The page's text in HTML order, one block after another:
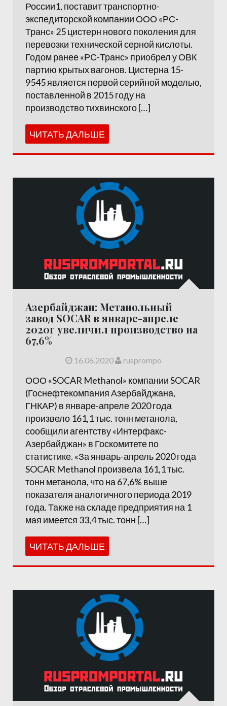
России1, поставит транспортно-
экспедиторской компании ООО «РС-
Транс» 25 цистерн нового поколения для
перевозки технической серной кислоты.
Годом ранее «РС-Транс» приобрел у ОВК
партию крытых вагонов. Цистерна 15-
9545 является первой серийной моделью,
поставленной в 2015 году на
производство тихвинского […]
ЧИТАТЬ ДАЛЬШЕ
Азербайджан: Метанольный
завод SOCAR в январе-апреле
2020г увеличил производство на
67,6%
16.06.2020 rusprompo
ООО «SOCAR Methanol» компании SOCAR
(Госнефтекомпания Азербайджана,
ГНКАР) в январе-апреле 2020 года
произвело 161,1 тыс. тонн метанола,
сообщили агентству «Интерфакс-
Азербайджан» в Госкомитете по
статистике. «За январь-апрель 2020 года
SOCAR Methanol произвела 161,1 тыс.
тонн метанола, что на 67,6% выше
показателя аналогичного периода 2019
года. Также на складе предприятия на 1
мая имеется 33,4 тыс. тонн […]
ЧИТАТЬ ДАЛЬШЕ